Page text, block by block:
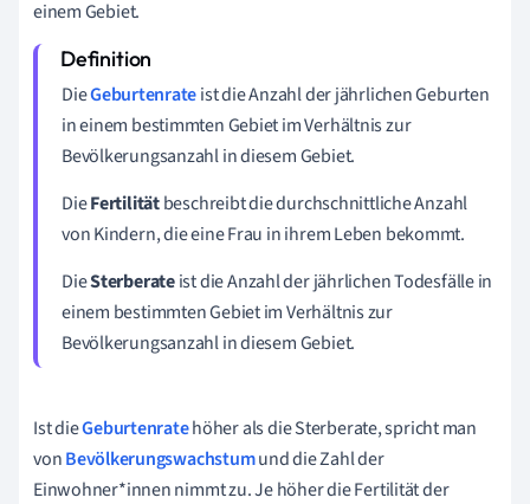
einem Gebiet.
DieGeburtenrateist die Anzahl der jährlichen Geburten
in einem bestimmten Gebiet im Verhältnis zur
Bevölkerungsanzahl in diesem Gebiet.
DieFertilitätbeschreibt die durchschnittliche Anzahl
von Kindern, die eine Frau in ihrem Leben bekommt.
DieSterberateist die Anzahl der jährlichen Todesfälle in
einem bestimmten Gebiet im Verhältnis zur
Bevölkerungsanzahl in diesem Gebiet.
Ist dieGeburtenratehöher als die Sterberate, spricht man
vonBevölkerungswachstumund die Zahl der
Einwohner*innen nimmt zu. Je höher die Fertilität der